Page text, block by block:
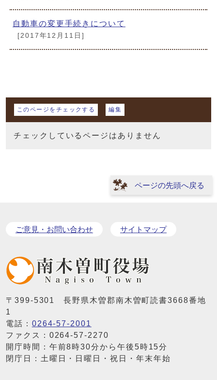
自動車の変更手続きについて
[2017年12月11日]
マイページ
このページをチェックする 編集
チェックしているページはありません
ページの先頭へ戻る
ご意見・お問い合わせ サイトマップ
〒399-5301 長野県木曽郡南木曽町読書3668番地
1
電話： 0264-57-2001
ファクス：0264-57-2270
開庁時間：午前8時30分から午後5時15分
閉庁日：土曜日・日曜日・祝日・年末年始